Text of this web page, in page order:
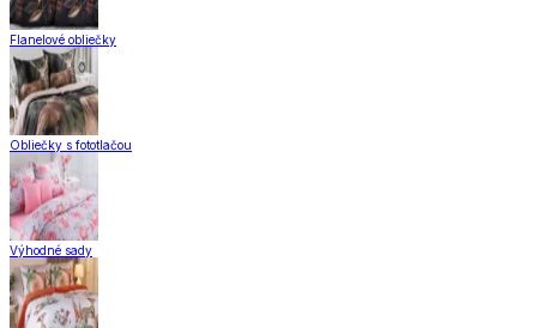
Flanelové obliečky
Obliečky s fototlačou
Výhodné sady